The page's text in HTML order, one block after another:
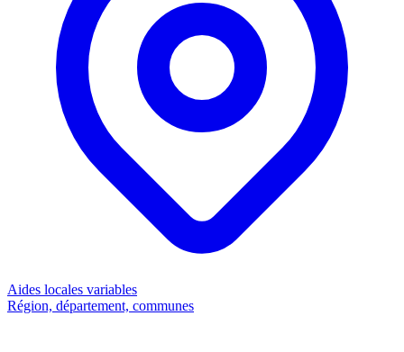
Aides locales variables
Région, département, communes